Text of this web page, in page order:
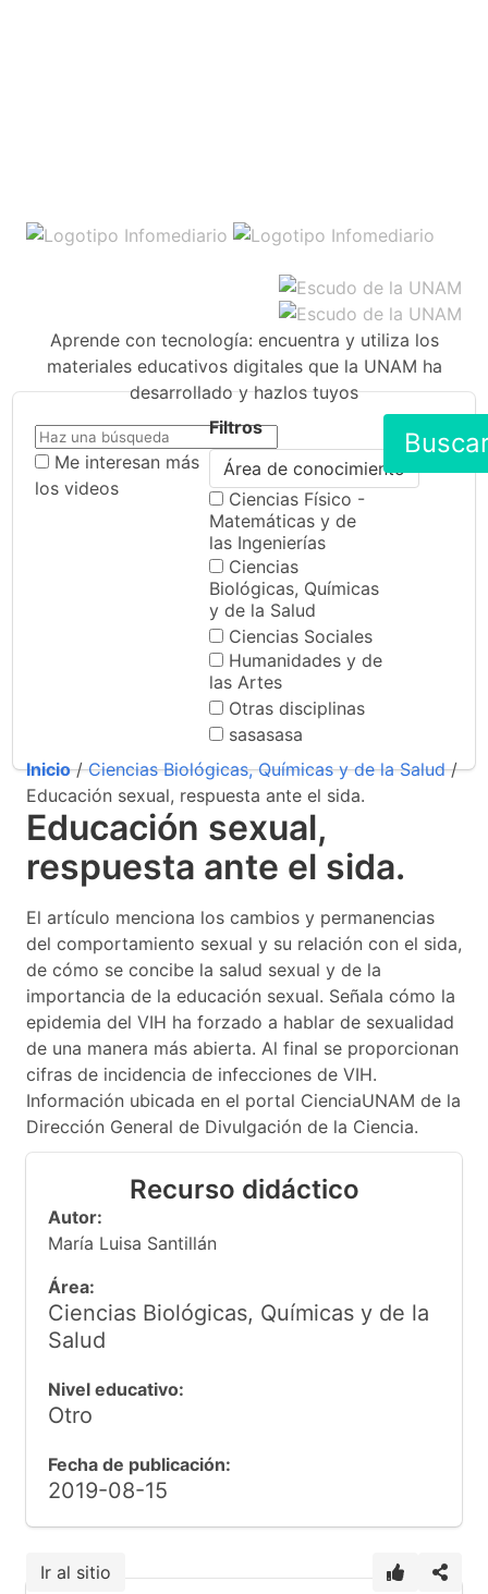
Aprende con tecnología: encuentra y utiliza los
materiales educativos digitales que la UNAM ha
desarrollado y hazlos tuyos
Me interesan más
los videos
Filtros
Área de conocimiento
Ciencias Físico -
Matemáticas y de
las Ingenierías
Ciencias
Biológicas, Químicas
y de la Salud
Ciencias Sociales
Humanidades y de
las Artes
Otras disciplinas
sasasasa
Inicio/Ciencias Biológicas, Químicas y de la Salud/
Educación sexual, respuesta ante el sida.
Educación sexual,
respuesta ante el sida.
El artículo menciona los cambios y permanencias
del comportamiento sexual y su relación con el sida,
de cómo se concibe la salud sexual y de la
importancia de la educación sexual. Señala cómo la
epidemia del VIH ha forzado a hablar de sexualidad
de una manera más abierta. Al final se proporcionan
cifras de incidencia de infecciones de VIH.
Información ubicada en el portal CienciaUNAM de la
Dirección General de Divulgación de la Ciencia.
Recurso didáctico
Autor:
María Luisa Santillán
Área:
Ciencias Biológicas, Químicas y de la
Salud
Nivel educativo:
Otro
Fecha de publicación:
2019-08-15
Ir al sitio